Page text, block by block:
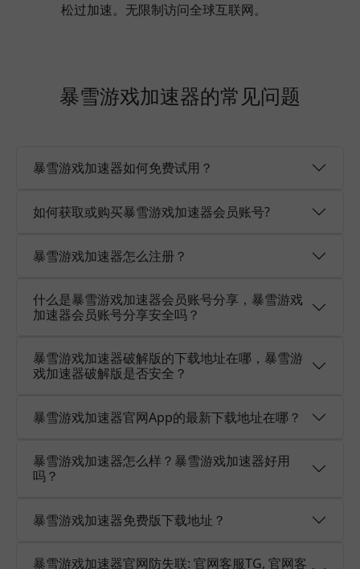
松过加速。无限制访问全球互联网。
暴雪游戏加速器的常见问题
暴雪游戏加速器如何免费试用？
如何获取或购买暴雪游戏加速器会员账号?
暴雪游戏加速器怎么注册？
什么是暴雪游戏加速器会员账号分享，暴雪游戏
加速器会员账号分享安全吗？
暴雪游戏加速器破解版的下载地址在哪，暴雪游
戏加速器破解版是否安全？
暴雪游戏加速器官网App的最新下载地址在哪？
暴雪游戏加速器怎么样？暴雪游戏加速器好用
吗？
暴雪游戏加速器免费版下载地址？
暴雪游戏加速器官网防失联: 官网客服TG, 官网客